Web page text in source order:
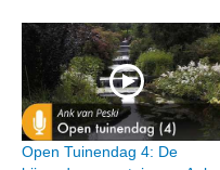
Open Tuinendag 4: De